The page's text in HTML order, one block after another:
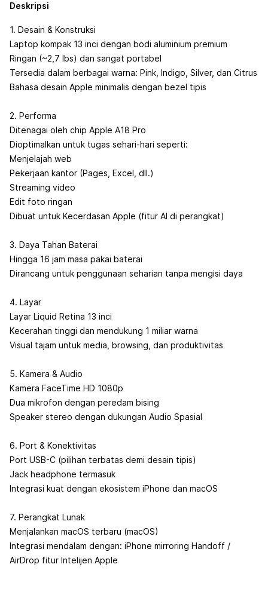
Deskripsi
1. Desain & Konstruksi
Laptop kompak 13 inci dengan bodi aluminium premium
Ringan (~2,7 lbs) dan sangat portabel
Tersedia dalam berbagai warna: Pink, Indigo, Silver, dan Citrus
Bahasa desain Apple minimalis dengan bezel tipis
2. Performa
Ditenagai oleh chip Apple A18 Pro
Dioptimalkan untuk tugas sehari-hari seperti:
Menjelajah web
Pekerjaan kantor (Pages, Excel, dll.)
Streaming video
Edit foto ringan
Dibuat untuk Kecerdasan Apple (fitur AI di perangkat)
3. Daya Tahan Baterai
Hingga 16 jam masa pakai baterai
Dirancang untuk penggunaan seharian tanpa mengisi daya
4. Layar
Layar Liquid Retina 13 inci
Kecerahan tinggi dan mendukung 1 miliar warna
Visual tajam untuk media, browsing, dan produktivitas
5. Kamera & Audio
Kamera FaceTime HD 1080p
Dua mikrofon dengan peredam bising
Speaker stereo dengan dukungan Audio Spasial
6. Port & Konektivitas
Port USB-C (pilihan terbatas demi desain tipis)
Jack headphone termasuk
Integrasi kuat dengan ekosistem iPhone dan macOS
7. Perangkat Lunak
Menjalankan macOS terbaru (macOS)
Integrasi mendalam dengan: iPhone mirroring Handoff /
AirDrop fitur Intelijen Apple